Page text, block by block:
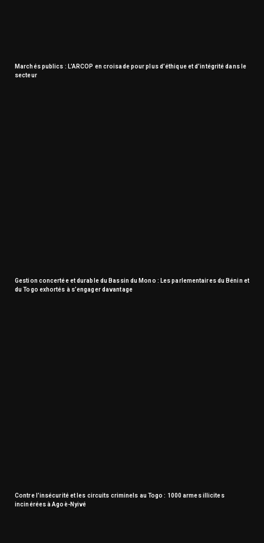
Marchés publics : L’ARCOP en croisade pour plus d’éthique et d’intégrité dans le
secteur
Gestion concertée et durable du Bassin du Mono : Les parlementaires du Bénin et
du Togo exhortés à s’engager davantage
Contre l’insécurité et les circuits criminels au Togo : 1000 armes illicites
incinérées à Agoè-Nyivé